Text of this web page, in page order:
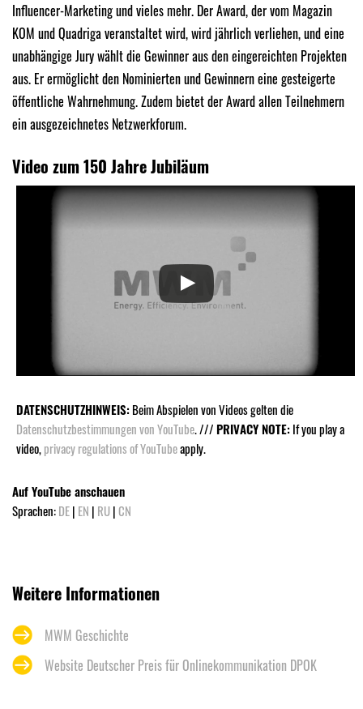
Influencer-Marketing und vieles mehr. Der Award, der vom Magazin
KOM und Quadriga veranstaltet wird, wird jährlich verliehen, und eine
unabhängige Jury wählt die Gewinner aus den eingereichten Projekten
aus. Er ermöglicht den Nominierten und Gewinnern eine gesteigerte
öffentliche Wahrnehmung. Zudem bietet der Award allen Teilnehmern
ein ausgezeichnetes Netzwerkforum.
Video zum 150 Jahre Jubiläum
DATENSCHUTZHINWEIS:Beim Abspielen von Videos gelten die
Datenschutzbestimmungen von YouTube. /// PRIVACY NOTE:If you play a
video,privacy regulations of YouTubeapply.
Auf YouTube anschauen
Sprachen:DE| EN | RU|CN
Weitere Informationen
MWM Geschichte
Website Deutscher Preis für Onlinekommunikation DPOK